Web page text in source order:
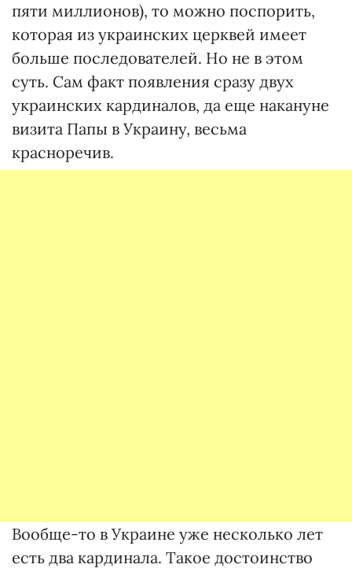
пяти миллионов), то можно поспорить,
которая из украинских церквей имеет
больше последователей. Но не в этом
суть. Сам факт появления сразу двух
украинских кардиналов, да еще накануне
визита Папы в Украину, весьма
красноречив.
Вообще-то в Украине уже несколько лет
есть два кардинала. Такое достоинство